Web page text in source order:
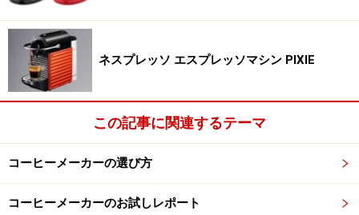
16種類のカプセルから好みの味を選べる
ネスプレッソの定番カプセル「グラン・クリュ」は16種類
で、百貨店で購入できる他、ネットでの購入も可能（※画
像：メーカーサイトより）
ネスプレッソは豆へのこだわりも高く、世界のコーヒー
市場からコーヒーエキスパートが厳選したコーヒー16種
ネスプレッソ エスプレッソマシン PIXIE
この記事に関連するテーマ
コーヒーメーカーの選び方
コーヒーメーカーのお試しレポート